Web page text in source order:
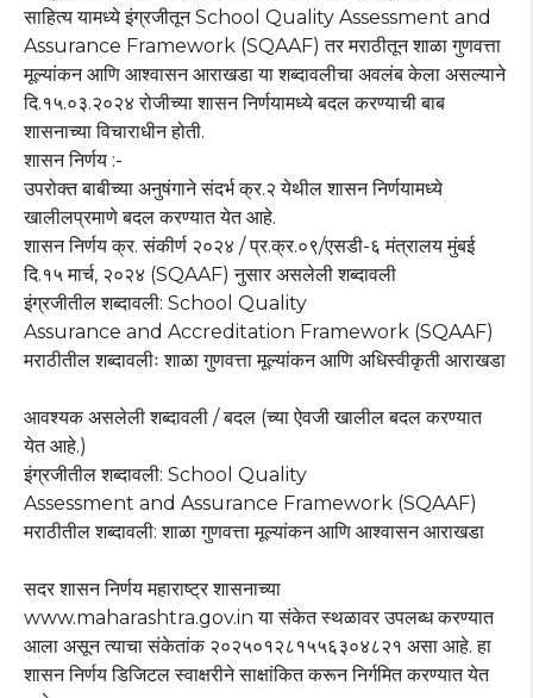
साहित्य यामध्ये इंग्रजीतून School Quality Assessment and
Assurance Framework (SQAAF) तर मराठीतून शाळा गुणवत्ता
मूल्यांकन आणि आश्वासन आराखडा या शब्दावलीचा अवलंब केला असल्याने
दि.१५.०३.२०२४ रोजीच्या शासन निर्णयामध्ये बदल करण्याची बाब
शासनाच्या विचाराधीन होती.
शासन निर्णय :-
उपरोक्त बाबीच्या अनुषंगाने संदर्भ क्र.२ येथील शासन निर्णयामध्ये
खालीलप्रमाणे बदल करण्यात येत आहे.
शासन निर्णय क्र. संकीर्ण २०२४ / प्र.क्र.०९/एसडी-६ मंत्रालय मुंबई
दि.१५ मार्च, २०२४ (SQAAF) नुसार असलेली शब्दावली
इंग्रजीतील शब्दावली: School Quality
Assurance and Accreditation Framework (SQAAF)
मराठीतील शब्दावलीः शाळा गुणवत्ता मूल्यांकन आणि अधिस्वीकृती आराखडा
आवश्यक असलेली शब्दावली / बदल (च्या ऐवजी खालील बदल करण्यात
येत आहे.)
इंग्रजीतील शब्दावली: School Quality
Assessment and Assurance Framework (SQAAF)
मराठीतील शब्दावली: शाळा गुणवत्ता मूल्यांकन आणि आश्वासन आराखडा
सदर शासन निर्णय महाराष्ट्र शासनाच्या
www.maharashtra.gov.in या संकेत स्थळावर उपलब्ध करण्यात
आला असून त्याचा संकेतांक २०२५०१२८१५५६३०४८२१ असा आहे. हा
शासन निर्णय डिजिटल स्वाक्षरीने साक्षांकित करून निर्गमित करण्यात येत